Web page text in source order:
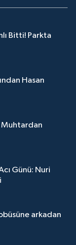
Bitti! Parkta
Hasan
Muhtardan
Günü: Nuri
arkadan